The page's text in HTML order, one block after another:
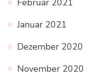
Januar 2021
Dezember 2020
November 2020